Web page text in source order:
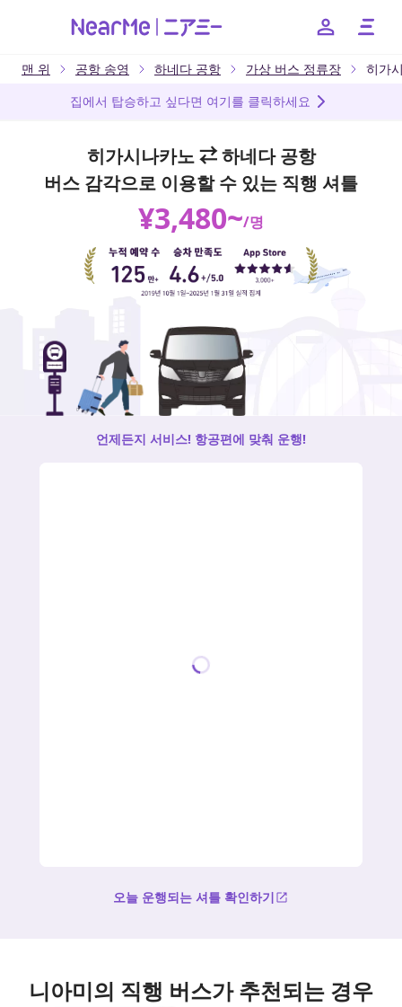
English 簡体中文 繁体中文 한국어
맨 위 공항 송영 하네다 공항 가상 버스 정류장 히가
집에서 탑승하고 싶다면 여기를 클릭하세요
히가시나카노 ⇄ 하네다 공항
버스 감각으로 이용할 수 있는 직행 셔틀
¥3,480~/명
언제든지 서비스! 항공편에 맞춰 운행!
오늘 운행되는 셔틀 확인하기
니아미의 직행 버스가 추천되는 경우